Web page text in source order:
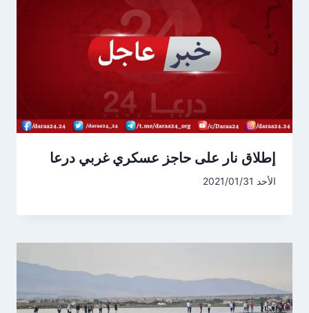
إطلاق نار على حاجز عسكري غربي درعا
الأحد 2021/01/31